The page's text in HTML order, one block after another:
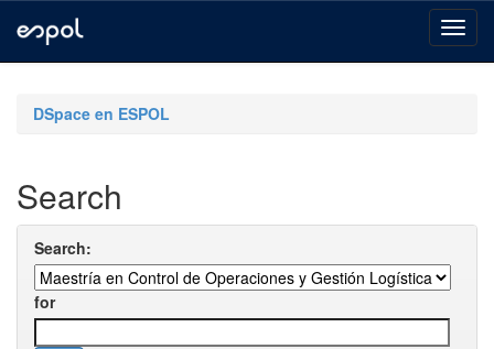
navigationDSpace en ESPOL
Search
Search:
for